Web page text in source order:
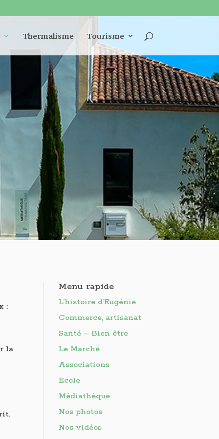
Thermalisme Tourisme
:
la
Menu rapide
L’histoire d’Eugénie
Commerce, artisanat
Santé – Bien être
Le Marché
Associations
Ecole
Médiathèque
Nos photos
Nos vidéos